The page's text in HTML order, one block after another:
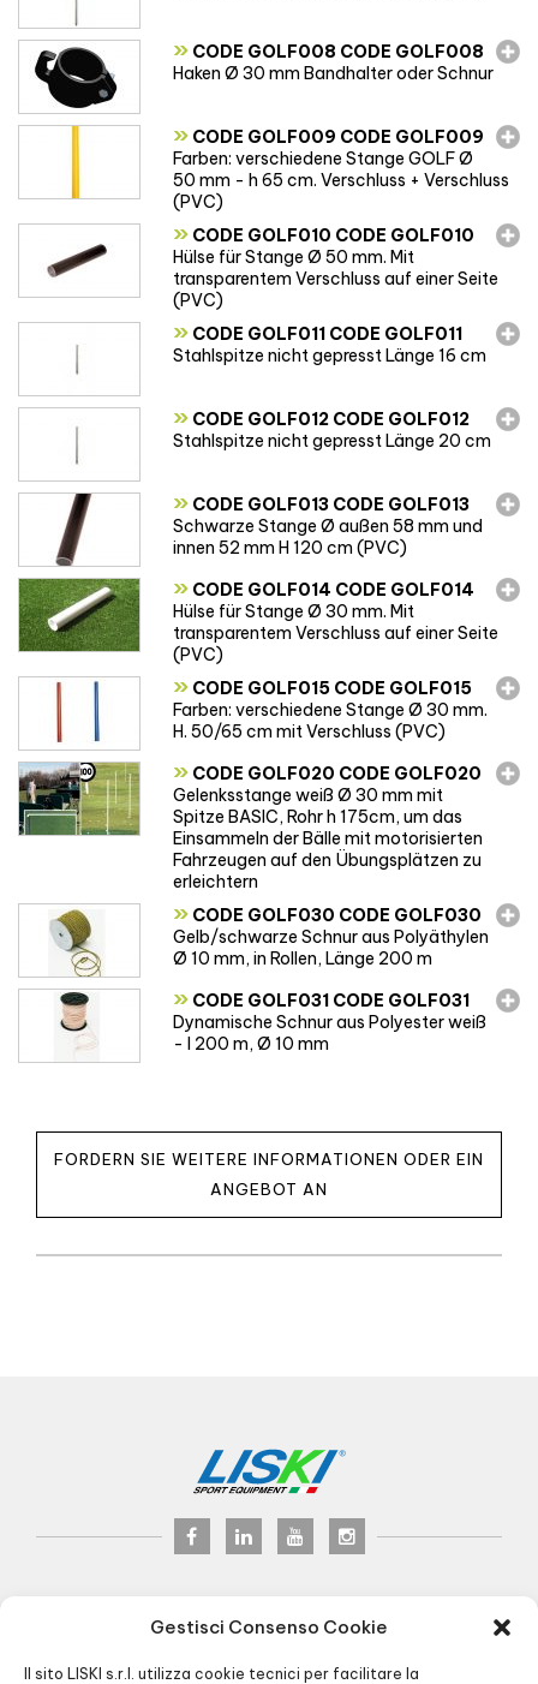
Gestisci Consenso Cookie
Il sito LISKI s.r.l. utilizza cookie tecnici per facilitare la
» CODE GOLF008 CODE GOLF008
Haken Ø 30 mm Bandhalter oder Schnur
» CODE GOLF009 CODE GOLF009
Farben: verschiedene Stange GOLF Ø
50 mm - h 65 cm. Verschluss + Verschluss
(PVC)
» CODE GOLF010 CODE GOLF010
Hülse für Stange Ø 50 mm. Mit
transparentem Verschluss auf einer Seite
(PVC)
» CODE GOLF011 CODE GOLF011
Stahlspitze nicht gepresst Länge 16 cm
» CODE GOLF012 CODE GOLF012
Stahlspitze nicht gepresst Länge 20 cm
» CODE GOLF013 CODE GOLF013
Schwarze Stange Ø außen 58 mm und
innen 52 mm H 120 cm (PVC)
» CODE GOLF014 CODE GOLF014
Hülse für Stange Ø 30 mm. Mit
transparentem Verschluss auf einer Seite
(PVC)
» CODE GOLF015 CODE GOLF015
Farben: verschiedene Stange Ø 30 mm.
H. 50/65 cm mit Verschluss (PVC)
» CODE GOLF020 CODE GOLF020
Gelenksstange weiß Ø 30 mm mit
Spitze BASIC, Rohr h 175cm, um das
Einsammeln der Bälle mit motorisierten
Fahrzeugen auf den Übungsplätzen zu
erleichtern
» CODE GOLF030 CODE GOLF030
Gelb/schwarze Schnur aus Polyäthylen
Ø 10 mm, in Rollen, Länge 200 m
» CODE GOLF031 CODE GOLF031
Dynamische Schnur aus Polyester weiß
- l 200 m, Ø 10 mm
FORDERN SIE WEITERE INFORMATIONEN ODER EIN
ANGEBOT AN
© 2017LISKI s.r.l.
via Veneto, 8 - 24041 Brembate (BG) Italy